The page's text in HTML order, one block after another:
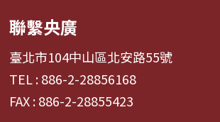
聯繫央廣
臺北市104中山區北安路55號
TEL : 886-2-28856168
FAX : 886-2-28855423